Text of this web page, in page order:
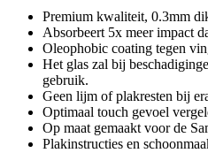
Premium kwaliteit, 0.3mm
Absorbeert 5x meer impact
Oleophobic coating tegen
Het glas zal bij
gebruik.
Geen lijm of plakresten bij
Optimaal touch gevoel
Op maat gemaakt voor de
Plakinstructies en